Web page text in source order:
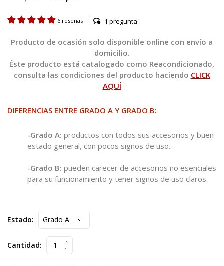
6 reseñas 1 pregunta
Producto de ocasión solo disponible online con envío a
domicilio.
Éste producto está catalogado como Reacondicionado,
consulta las condiciones del producto haciendo CLICK
AQUÍ
DIFERENCIAS ENTRE GRADO A Y GRADO B:
-Grado A: productos con todos sus accesorios y buen
estado general, con pocos signos de uso.
-Grado B: pueden carecer de accesorios no esenciales
para su funcionamiento y tener signos de uso claros.
Estado:
Cantidad: